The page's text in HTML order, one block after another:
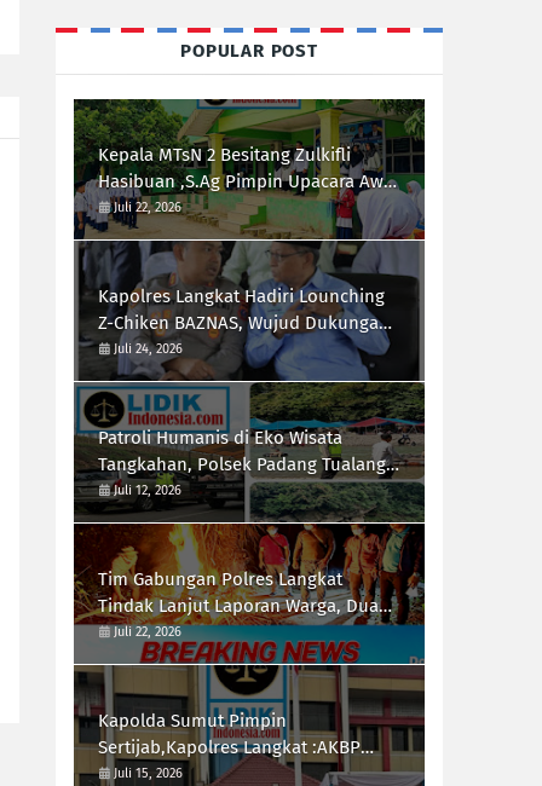
POPULAR POST
Kepala MTsN 2 Besitang Zulkifli
Hasibuan ,S.Ag Pimpin Upacara Awal
Semester,Siapkan Generasi
Berkarakter dan Berprestasi
Juli 22, 2026
Kapolres Langkat Hadiri Lounching
Z-Chiken BAZNAS, Wujud Dukungan
Polri Terhadap Pemberdayaan
Ekonomi Masyarakat
Juli 24, 2026
Patroli Humanis di Eko Wisata
Tangkahan, Polsek Padang Tualang
Himbau Pengunjung Utamakan
Keselamatan
Juli 12, 2026
Tim Gabungan Polres Langkat
Tindak Lanjut Laporan Warga, Dua
Titik di Duga Lokasi Penyalah
Gunaan Narkoba di Desa Bubun di
Musnahkan
Juli 22, 2026
Kapolda Sumut Pimpin
Sertijab,Kapolres Langkat :AKBP
Hannry PH.Tambunan S.E ,S.I.K,
Juli 15, 2026